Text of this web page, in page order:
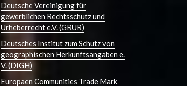
Deutsche Vereinigung für
gewerblichen Rechtsschutz und
Urheberrecht e.V. (GRUR)
Deutsches Institut zum Schutz von
geographischen Herkunftsangaben e.
V. (DIGH)
Europaen Communities Trade Mark